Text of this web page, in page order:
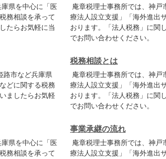
県を中心に「医
務相談を承って
たらお気軽に当
庵章税理士事務所では、神
療法人設立支援」「海外進出
おります。「法人税務」に関
でお問い合わせください。
路市など兵庫県
どに関する税務
ましたらお気軽
税務相談とは
庵章税理士事務所では、神
療法人設立支援」「海外進出
おります。「法人税務」に関
でお問い合わせください。
県を中心に「医
務相談を承って
事業承継の流れ
庵章税理士事務所では、神
療法人設立支援」「海外進出